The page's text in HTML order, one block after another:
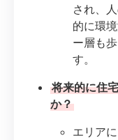
され、
的に環
ー層も
す。
将来的に住
か？
エリア